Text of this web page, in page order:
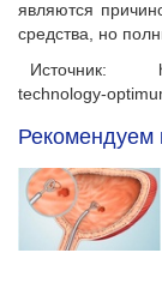
являются
средства, но
Источник:
technology-
Рекомендуем